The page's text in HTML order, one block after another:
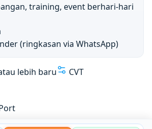
training, event berhari-hari
(ringkasan via WhatsApp)
lebih baru CVT